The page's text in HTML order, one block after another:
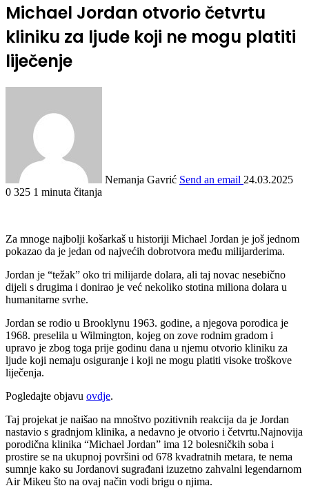
Michael Jordan otvorio četvrtu
kliniku za ljude koji ne mogu platiti
liječenje
Nemanja Gavrić Send an email 24.03.2025
0 325 1 minuta čitanja
Za mnoge najbolji košarkaš u historiji Michael Jordan je još jednom
pokazao da je jedan od najvećih dobrotvora među milijarderima.
Jordan je “težak” oko tri milijarde dolara, ali taj novac nesebično
dijeli s drugima i donirao je već nekoliko stotina miliona dolara u
humanitarne svrhe.
Jordan se rodio u Brooklynu 1963. godine, a njegova porodica je
1968. preselila u Wilmington, kojeg on zove rodnim gradom i
upravo je zbog toga prije godinu dana u njemu otvorio kliniku za
ljude koji nemaju osiguranje i koji ne mogu platiti visoke troškove
liječenja.
Pogledajte objavu ovdje.
Taj projekat je naišao na mnoštvo pozitivnih reakcija da je Jordan
nastavio s gradnjom klinika, a nedavno je otvorio i četvrtu.Najnovija
porodična klinika “Michael Jordan” ima 12 bolesničkih soba i
prostire se na ukupnoj površini od 678 kvadratnih metara, te nema
sumnje kako su Jordanovi sugrađani izuzetno zahvalni legendarnom
Air Mikeu što na ovaj način vodi brigu o njima.